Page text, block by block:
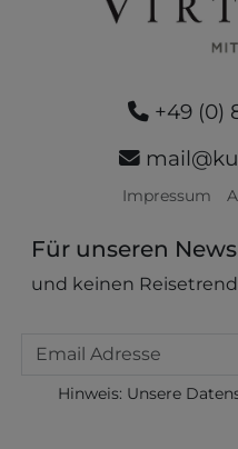
+49 (0)
Impressum
Für unseren
und keinen
Email
Hinweis: Unsere